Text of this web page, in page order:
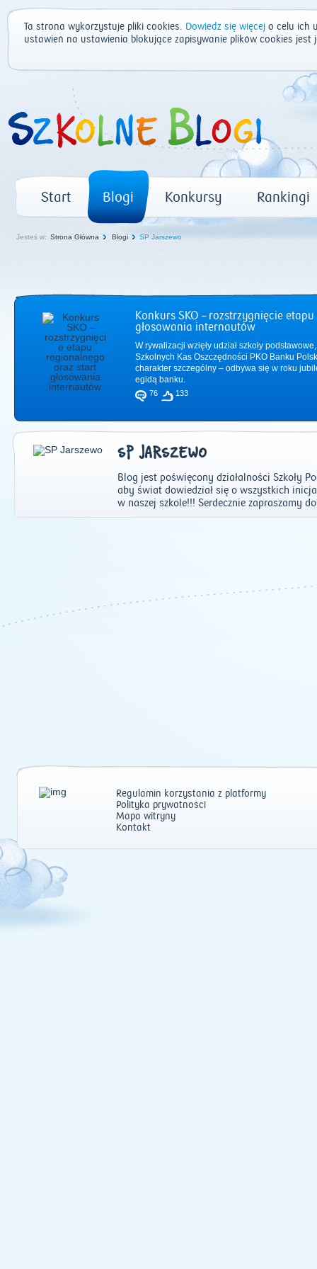
Ta strona wykorzystuje pliki cookies. Dowiedz się więcej o celu ich
ustawień na ustawienia blokujące zapisywanie plików cookies
Start Blogi Konkursy Rankingi
Jesteś w: Strona Główna Blogi SP Jarszewo
Konkurs SKO – rozstrzygnięcie
głosowania internautów
W rywalizacji wzięły udział szkoły
Szkolnych Kas Oszczędności PKO Banku
charakter szczególny – odbywa się w roku
egidą banku.
76 133
SP JARSZEWO
Blog jest poświęcony działalności Szkoły
aby świat dowiedział się o wszystkich
w naszej szkole!!! Serdecznie zapraszamy
Regulamin korzystania z platformy
Polityka prywatności
Mapa witryny
Kontakt